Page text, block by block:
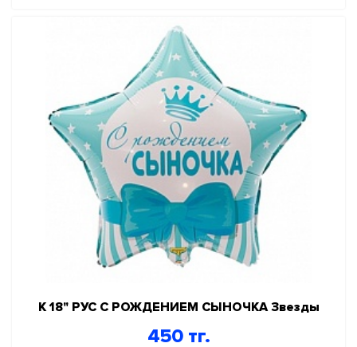
К 18" РУС С РОЖДЕНИЕМ СЫНОЧКА Звезды
450 тг.